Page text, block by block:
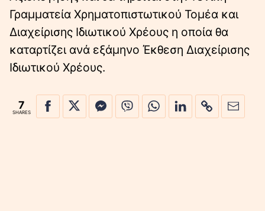
Γραμματεία Χρηματοπιστωτικού Τομέα και
Διαχείρισης Ιδιωτικού Χρέους η οποία θα
καταρτίζει ανά εξάμηνο Έκθεση Διαχείρισης
Ιδιωτικού Χρέους.
7
SHARES